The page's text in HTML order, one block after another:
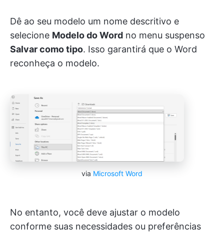
Dê ao seu modelo um nome descritivo e
selecione Modelo do Word no menu suspenso
Salvar como tipo. Isso garantirá que o Word
reconheça o modelo.
via Microsoft Word
No entanto, você deve ajustar o modelo
conforme suas necessidades ou preferências